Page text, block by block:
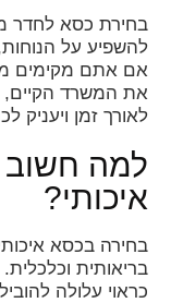
בחירת כסא לחדר
להשפיע על
אם אתם מקימים
את המשרד
לאורך זמן
למה
איכותי?
בחירה בכסא
בריאותית
כראוי עלולה